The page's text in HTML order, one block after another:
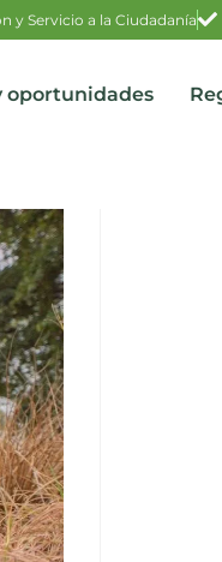
y Servicio a la Ciudadanía
oportunidades